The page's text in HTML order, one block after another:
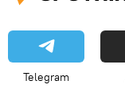
Telegram